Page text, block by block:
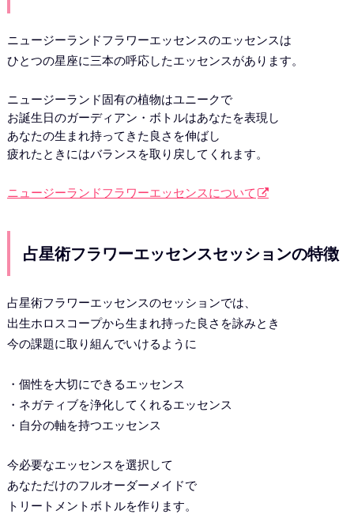
ニュージーランドフラワーエッセンスのエッセンスは
ひとつの星座に三本の呼応したエッセンスがあります。
ニュージーランド固有の植物はユニークで
お誕生日のガーディアン・ボトルはあなたを表現し
あなたの生まれ持ってきた良さを伸ばし
疲れたときにはバランスを取り戻してくれます。
ニュージーランドフラワーエッセンスについて
占星術フラワーエッセンスセッションの特徴
占星術フラワーエッセンスのセッションでは、
出生ホロスコープから生まれ持った良さを詠みとき
今の課題に取り組んでいけるように
・個性を大切にできるエッセンス
・ネガティブを浄化してくれるエッセンス
・自分の軸を持つエッセンス
今必要なエッセンスを選択して
あなただけのフルオーダーメイドで
トリートメントボトルを作ります。